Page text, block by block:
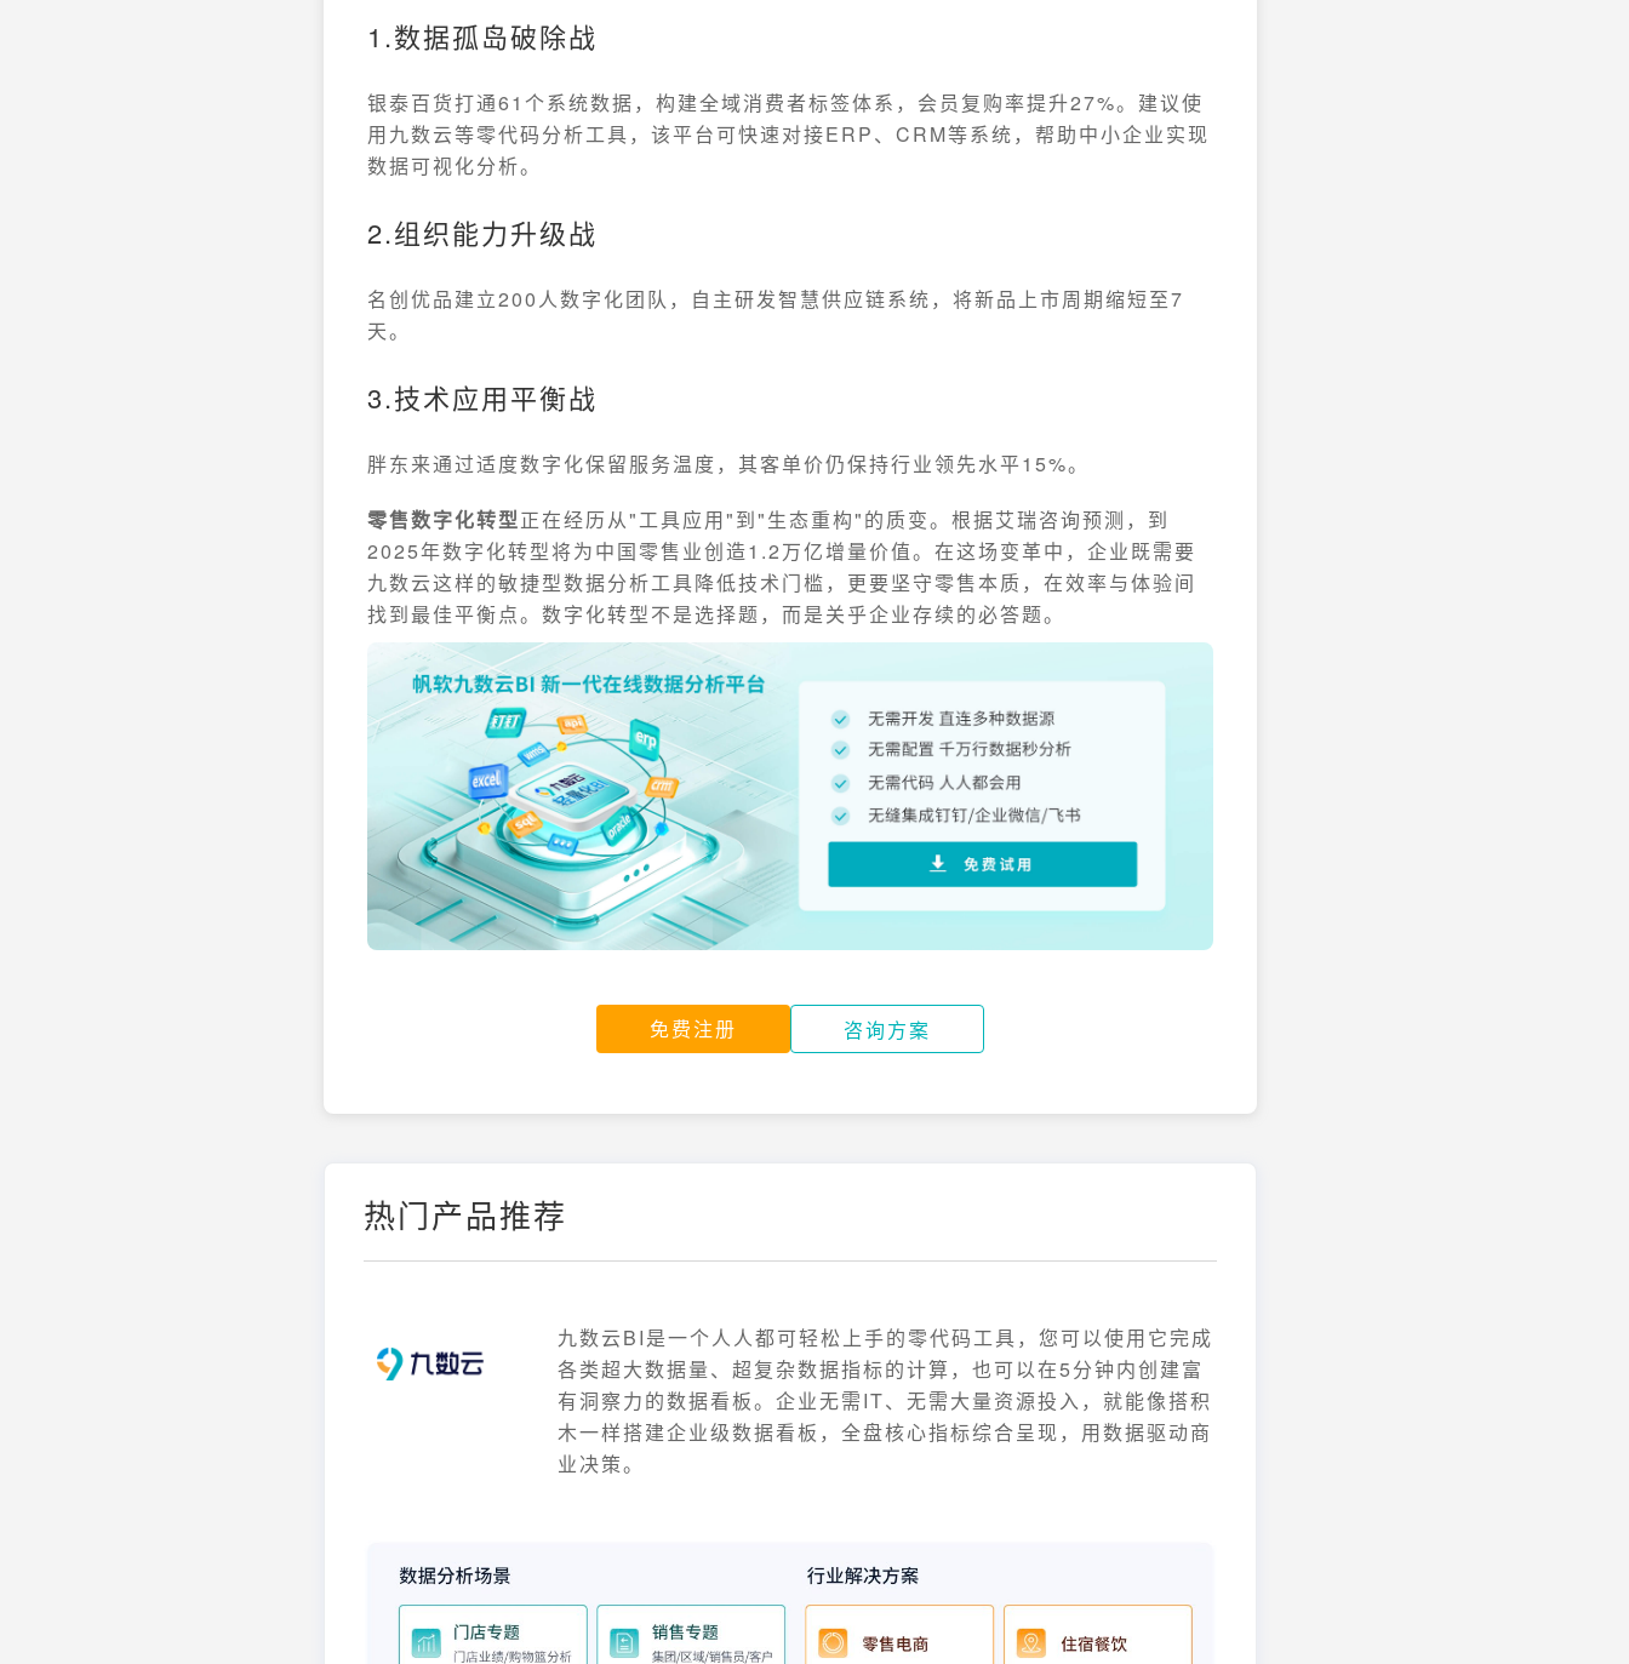
1.数据孤岛破除战
银泰百货打通61个系统数据，构建全域消费者标签体系，会员复购率提升27%。建议使
用九数云等零代码分析工具，该平台可快速对接ERP、CRM等系统，帮助中小企业实现
数据可视化分析。
2.组织能力升级战
名创优品建立200人数字化团队，自主研发智慧供应链系统，将新品上市周期缩短至7
天。
3.技术应用平衡战
胖东来通过适度数字化保留服务温度，其客单价仍保持行业领先水平15%。
零售数字化转型正在经历从"工具应用"到"生态重构"的质变。根据艾瑞咨询预测，到
2025年数字化转型将为中国零售业创造1.2万亿增量价值。在这场变革中，企业既需要
九数云这样的敏捷型数据分析工具降低技术门槛，更要坚守零售本质，在效率与体验间
找到最佳平衡点。数字化转型不是选择题，而是关乎企业存续的必答题。
免费注册 咨询方案
热门产品推荐
九数云BI是一个人人都可轻松上手的零代码工具，您可以使用它完成
各类超大数据量、超复杂数据指标的计算，也可以在5分钟内创建富
有洞察力的数据看板。企业无需IT、无需大量资源投入，就能像搭积
木一样搭建企业级数据看板，全盘核心指标综合呈现，用数据驱动商
业决策。